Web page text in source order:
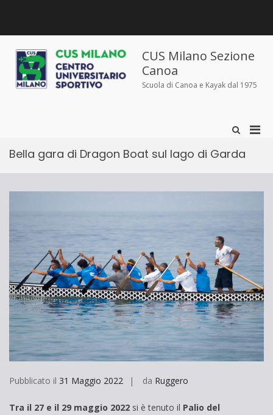
siamo
siamo
e
iscrizioni
sportivo
CUS Milano Sezione
Canoa
Scuola di Canoa e Kayak dal 1975
Mostra
modulo
Bella gara di Dragon Boat sul lago di Garda
Pubblicato il 31 Maggio 2022 da Ruggero
Tra il 27 e il 29 maggio 2022 si è tenuto il Palio del